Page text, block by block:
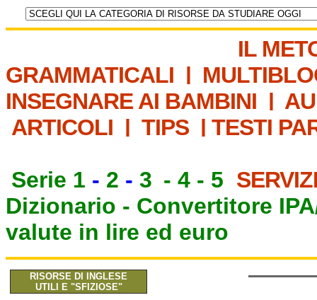
IL
GRAMMATICALI |
INSEGNARE AI BAMBINI |
ARTICOLI | TIPS | TESTI
Serie 1 - 2 - 3 - 4 - 5
Dizionario - Convertitore
valute in lire ed euro
RISORSE DI INGLESE
UTILI E "SFIZIOSE"